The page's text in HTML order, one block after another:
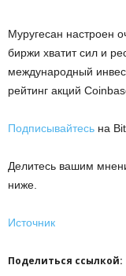
Муругесан настроен
биржи хватит сил и
международный
рейтинг акций
Подписывайтесь на
Делитесь вашим
ниже.
Источник
Поделиться ссылкой: